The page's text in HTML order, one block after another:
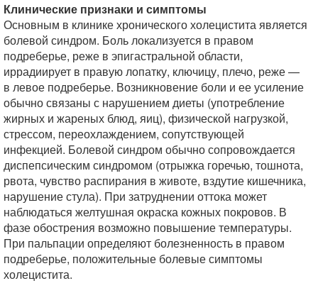
Клинические признаки и симптомы
Основным в клинике хронического холецистита является
болевой синдром. Боль локализуется в правом
подреберье, реже в эпигастральной области,
иррадиирует в правую лопатку, ключицу, плечо, реже —
в левое подреберье. Возникновение боли и ее усиление
обычно связаны с нарушением диеты (употребление
жирных и жареных блюд, яиц), физической нагрузкой,
стрессом, переохлаждением, сопутствующей
инфекцией. Болевой синдром обычно сопровождается
диспепсическим синдромом (отрыжка горечью, тошнота,
рвота, чувство распирания в животе, вздутие кишечника,
нарушение стула). При затруднении оттока может
наблюдаться желтушная окраска кожных покровов. В
фазе обострения возможно повышение температуры.
При пальпации определяют болезненность в правом
подреберье, положительные болевые симптомы
холецистита.